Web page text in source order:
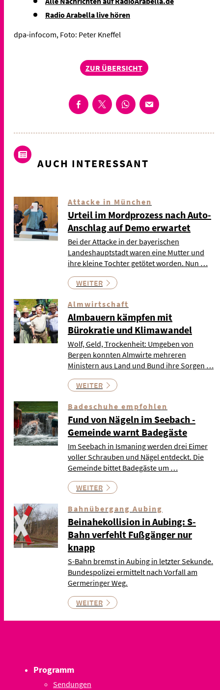
Radio Arabella live hören
dpa-infocom, Foto: Peter Kneffel
ZUR ÜBERSICHT
AUCH INTERESSANT
Attacke in München
Urteil im Mordprozess nach Auto-
Anschlag auf Demo erwartet
Bei der Attacke in der bayerischen
Landeshauptstadt waren eine Mutter und
ihre kleine Tochter getötet worden. Nun …
WEITER
Almwirtschaft
Almbauern kämpfen mit
Bürokratie und Klimawandel
Wolf, Geld, Trockenheit: Umgeben von
Bergen konnten Almwirte mehreren
Ministern aus Land und Bund ihre Sorgen …
WEITER
Badeschuhe empfohlen
Fund von Nägeln im Seebach -
Gemeinde warnt Badegäste
Im Seebach in Ismaning werden drei Eimer
voller Schrauben und Nägel entdeckt. Die
Gemeinde bittet Badegäste um …
WEITER
Bahnübergang Aubing
Beinahekollision in Aubing: S-
Bahn verfehlt Fußgänger nur
knapp
S-Bahn bremst in Aubing in letzter Sekunde.
Bundespolizei ermittelt nach Vorfall am
Germeringer Weg.
WEITER
Programm
Sendungen